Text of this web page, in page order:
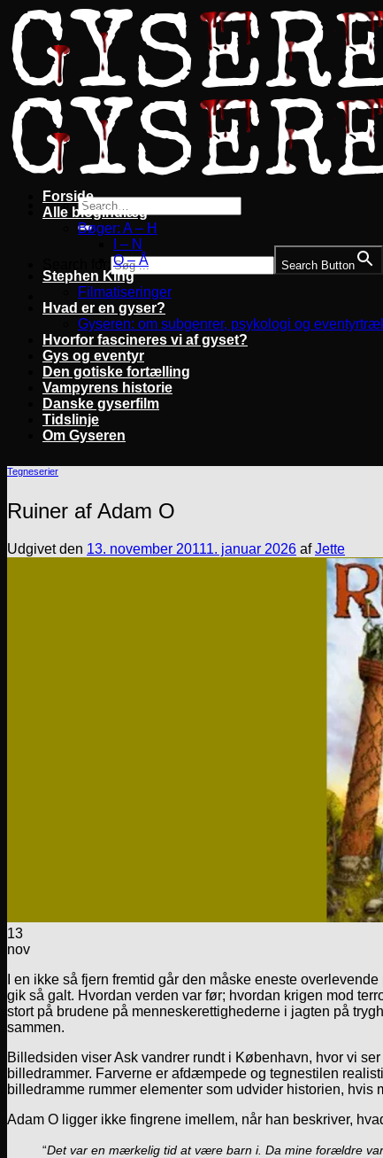
Fortsæt
til
indhold
Search Button
Forside
Alle blogindlæg
Bøger: A – H
I – N
O – Å
Stephen King
Filmatiseringer
Hvad er en gyser?
Gyseren: om subgenrer, psykologi og
Hvorfor fascineres vi af gyset?
Gys og eventyr
Den gotiske fortælling
Vampyrens historie
Danske gyserfilm
Tidslinje
Om Gyseren
Tegneserier
Ruiner af Adam O
Udgivet den 13. november 20111. januar 2026 afJette
13
nov
I en ikke så fjern fremtid går den måske eneste
gik så galt. Hvordan verden var før; hvordan krigen mod
stort på brudene på menneskerettighederne i jagten på
sammen.
Billedsiden viser Ask vandrer rundt i København, hvor vi
billedrammer. Farverne er afdæmpede og tegnestilen
billedramme rummer elementer som udvider historien, hvis
Adam O ligger ikke fingrene imellem, når han beskriver,
“Det var en mærkelig tid at være barn i. Da mine forældre